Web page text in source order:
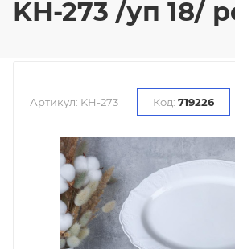
KH-273 /уп 18/
Артикул: KH-273 Код: 719226